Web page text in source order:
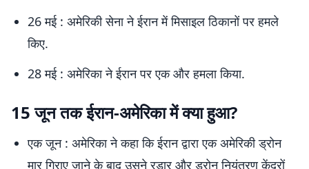
26 मई : अमेरिकी सेना ने ईरान में मिसाइल ठिकानों पर हमले
किए.
28 मई : अमेरिका ने ईरान पर एक और हमला किया.
15 जून तक ईरान-अमेरिका में क्या हुआ?
एक जून : अमेरिका ने कहा कि ईरान द्वारा एक अमेरिकी ड्रोन
मार गिराए जाने के बाद उसने रडार और ड्रोन नियंत्रण केंद्रों